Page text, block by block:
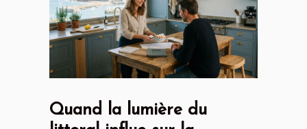
Quand la lumière du